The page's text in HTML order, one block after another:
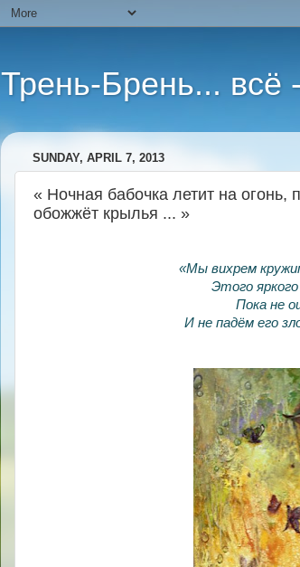
Трень-Брень... всё
SUNDAY, APRIL 7, 2013
« Ночная бабочка летит на огонь,
обожжёт крылья ... »
«Мы вихрем
Этого
Пока не
И не падём его